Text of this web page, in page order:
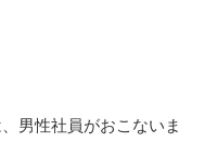
男性社員がおこないま